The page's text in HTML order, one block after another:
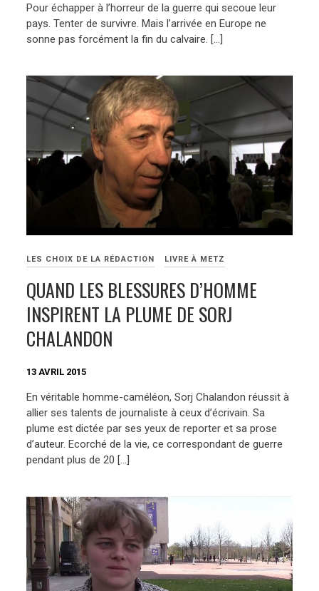
Pour échapper à l’horreur de la guerre qui secoue leur
pays. Tenter de survivre. Mais l’arrivée en Europe ne
sonne pas forcément la fin du calvaire. […]
LES CHOIX DE LA RÉDACTION LIVRE À METZ
QUAND LES BLESSURES D’HOMME
INSPIRENT LA PLUME DE SORJ
CHALANDON
13 AVRIL 2015
En véritable homme-caméléon, Sorj Chalandon réussit à
allier ses talents de journaliste à ceux d’écrivain. Sa
plume est dictée par ses yeux de reporter et sa prose
d’auteur. Ecorché de la vie, ce correspondant de guerre
pendant plus de 20 […]